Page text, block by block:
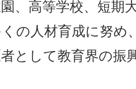
、高等学校、短期
の人材育成に努め
として教育界の振